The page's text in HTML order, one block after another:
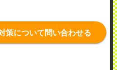
策について問い合わせる